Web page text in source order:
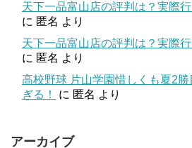
天下一品富山店の評判は？実際
に 匿名 より
天下一品富山店の評判は？実際
に 匿名 より
高校野球 片山学園惜しくも夏2
ぎる！
に 匿名 より
アーカイブ